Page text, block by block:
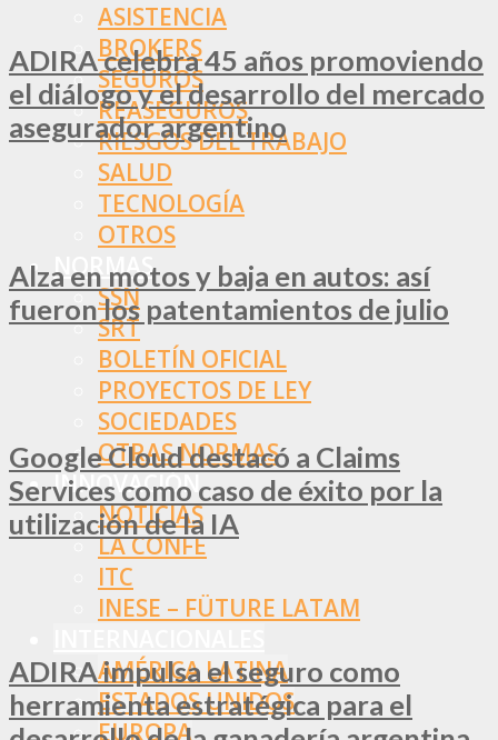
ASISTENCIA
BROKERS
SEGUROS
REASEGUROS
RIESGOS DEL TRABAJO
SALUD
TECNOLOGÍA
OTROS
NORMAS
SSN
SRT
BOLETÍN OFICIAL
PROYECTOS DE LEY
SOCIEDADES
OTRAS NORMAS
INNOVACIÓN
NOTICIAS
LA CONFE
ITC
INESE – FÜTURE LATAM
AMÉRICA LATINA
ESTADOS UNIDOS
EUROPA
ADIRA celebra 45 años promoviendo
el diálogo y el desarrollo del mercado
asegurador argentino
Alza en motos y baja en autos: así
fueron los patentamientos de julio
Google Cloud destacó a Claims
Services como caso de éxito por la
utilización de la IA
ADIRA impulsa el seguro como
herramienta estratégica para el